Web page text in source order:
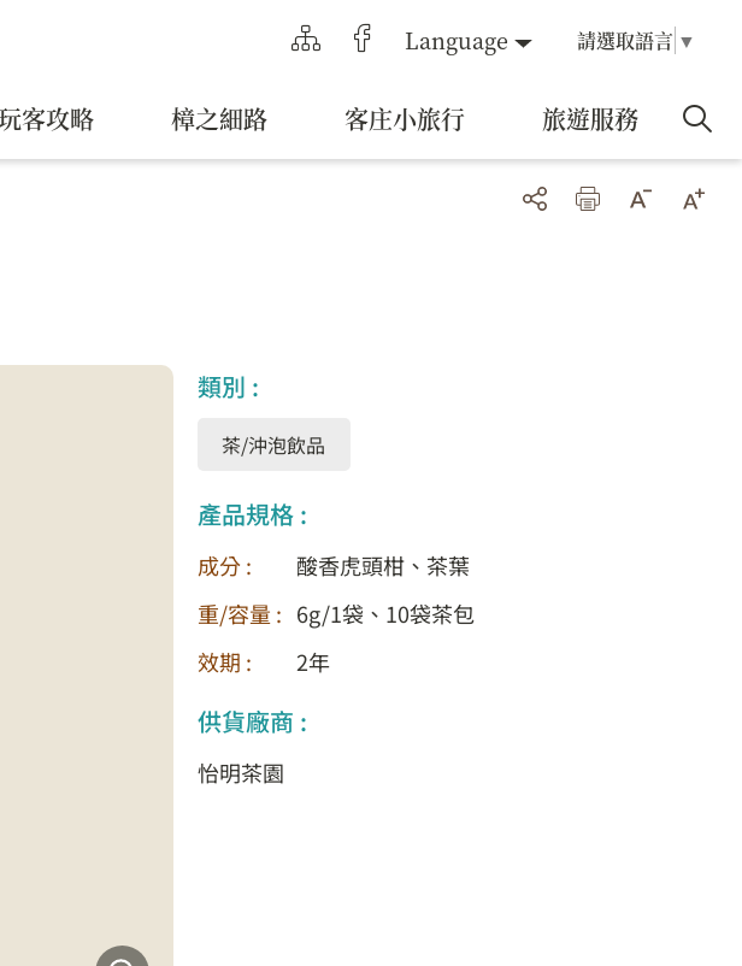
Language 請選取語言 ▼
客攻略 樟之細路 客庄小旅行 旅遊服務
類別 :
茶/沖泡飲品
產品規格 :
成分 :
酸香虎頭柑、茶葉
重/容量 : 6g/1袋、10袋茶包
效期 :
2年
供貨廠商 :
怡明茶園